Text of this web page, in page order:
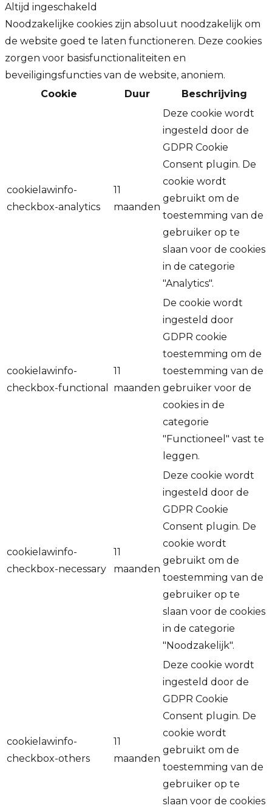
Altijd ingeschakeld
Noodzakelijke cookies zijn absoluut noodzakelijk om
de website goed te laten functioneren. Deze cookies
zorgen voor basisfunctionaliteiten en
beveiligingsfuncties van de website, anoniem.
Cookie
Duur Beschrijving
cookielawinfo-
checkbox-analytics
11
maanden
Deze cookie wordt
ingesteld door de
GDPR Cookie
Consent plugin. De
cookie wordt
gebruikt om de
toestemming van de
gebruiker op te
slaan voor de cookies
in de categorie
"Analytics".
cookielawinfo-
checkbox-functional
11
maanden
De cookie wordt
ingesteld door
GDPR cookie
toestemming om de
toestemming van de
gebruiker voor de
cookies in de
categorie
"Functioneel" vast te
leggen.
cookielawinfo-
checkbox-necessary
11
maanden
Deze cookie wordt
ingesteld door de
GDPR Cookie
Consent plugin. De
cookie wordt
gebruikt om de
toestemming van de
gebruiker op te
slaan voor de cookies
in de categorie
"Noodzakelijk".
cookielawinfo-
checkbox-others
11
maanden
Deze cookie wordt
ingesteld door de
GDPR Cookie
Consent plugin. De
cookie wordt
gebruikt om de
toestemming van de
gebruiker op te
slaan voor de cookies